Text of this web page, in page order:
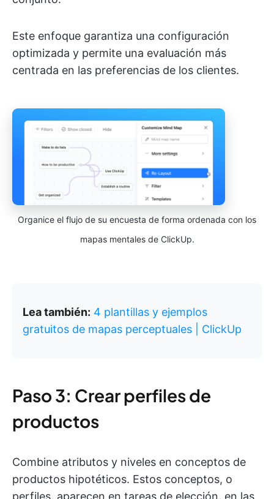
Este enfoque garantiza una configuración
optimizada y permite una evaluación más
centrada en las preferencias de los clientes.
Organice el flujo de su encuesta de forma ordenada con los
mapas mentales de ClickUp.
Lea también: 4 plantillas y ejemplos
gratuitos de mapas perceptuales | ClickUp
Paso 3: Crear perfiles de
productos
Combine atributos y niveles en conceptos de
productos hipotéticos. Estos conceptos, o
perfiles, aparecen en tareas de elección, en las